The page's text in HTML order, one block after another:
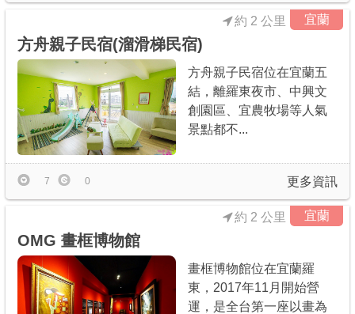
宜蘭
方舟親子民宿(溜滑梯民宿)
約 2 公里
方舟親子民宿位在宜蘭五
結，離羅東夜市、中興文
創園區、宜農牧場等人氣
景點都不...
更多資訊
7 0
宜蘭
OMG 畫框博物館
約 2 公里
畫框博物館位在宜蘭羅
東，2017年11月開始營
運，是全台第一座以畫為